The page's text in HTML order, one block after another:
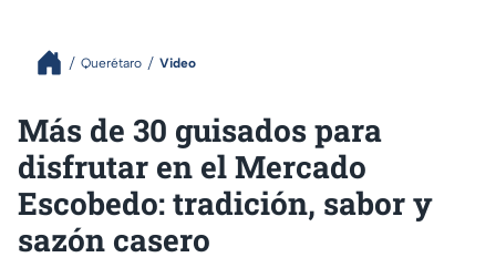
Querétaro Video
Más de 30 guisados para
disfrutar en el Mercado
Escobedo: tradición, sabor y
sazón casero